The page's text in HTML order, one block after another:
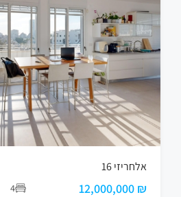
אלחריזי 16
₪ 12,000,000
4